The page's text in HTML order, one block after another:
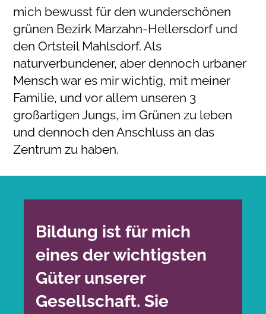
mich bewusst für den wunderschönen
grünen Bezirk Marzahn-Hellersdorf und
den Ortsteil Mahlsdorf. Als
naturverbundener, aber dennoch urbaner
Mensch war es mir wichtig, mit meiner
Familie, und vor allem unseren 3
großartigen Jungs, im Grünen zu leben
und dennoch den Anschluss an das
Zentrum zu haben.
Bildung ist für mich
eines der wichtigsten
Güter unserer
Gesellschaft. Sie